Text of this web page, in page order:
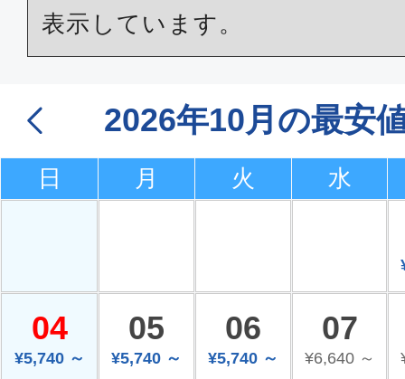
表示しています。
2026年10月の最安
日 月 火 水
04
¥5,740 ～
05
¥5,740 ～
06
¥5,740 ～
07
¥6,640 ～